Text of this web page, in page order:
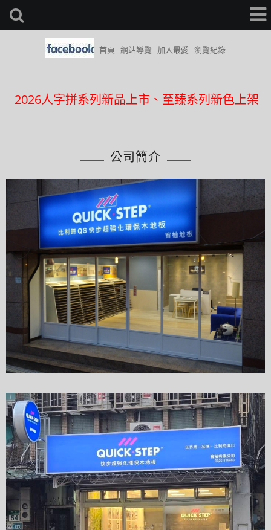
首頁 網站導覽 加入最愛 瀏覽紀錄
2026人字拼系列新品上市、至臻系列新色上架
近期完成案件更新日期8/2
2026人字拼系列新品上市、至臻系列新色上架
中和員山店開幕~地址為中和員山路545號
臉書粉絲團可留言詢問(快速回覆)
公司簡介